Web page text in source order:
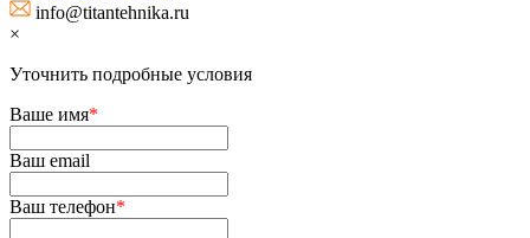
info@titantehnika.ru
×
Уточнить подробные условия
Ваше имя*
Ваш email
Ваш телефон*